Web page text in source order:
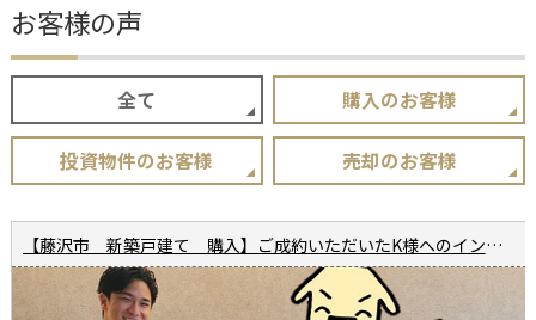
お客様の声
全て 購入のお客様
投資物件のお客様 売却のお客様
【藤沢市 新築戸建て 購入】ご成約いただいたK様へのインタビュー